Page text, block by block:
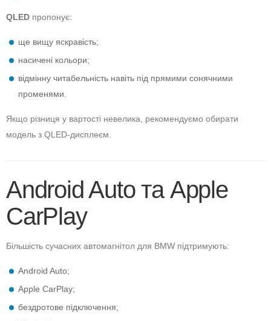
QLED пропонує:
ще вищу яскравість;
насичені кольори;
відмінну читабельність навіть під прямими сонячними
променями.
Якщо різниця у вартості невелика, рекомендуємо обирати
модель з QLED-дисплеєм.
Android Auto та Apple
CarPlay
Більшість сучасних автомагнітол для BMW підтримують:
Android Auto;
Apple CarPlay;
бездротове підключення;